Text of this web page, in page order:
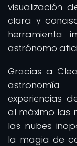
visualización
clara y
herramienta
astrónomo
Gracias a
experiencias
al máximo las
las nubes
la magia de